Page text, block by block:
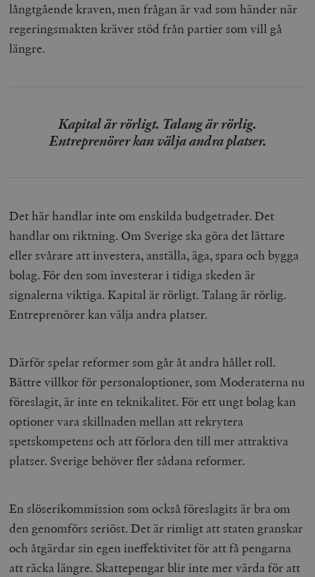
långtgående kraven, men frågan är vad som händer när
regeringsmakten kräver stöd från partier som vill gå
längre.
Kapital är rörligt. Talang är rörlig.
Entreprenörer kan välja andra platser.
Det här handlar inte om enskilda budgetrader. Det
handlar om riktning. Om Sverige ska göra det lättare
eller svårare att investera, anställa, äga, spara och bygga
bolag. För den som investerar i tidiga skeden är
signalerna viktiga. Kapital är rörligt. Talang är rörlig.
Entreprenörer kan välja andra platser.
Därför spelar reformer som går åt andra hållet roll.
Bättre villkor för personaloptioner, som Moderaterna nu
föreslagit, är inte en teknikalitet. För ett ungt bolag kan
optioner vara skillnaden mellan att rekrytera
spetskompetens och att förlora den till mer attraktiva
platser. Sverige behöver fler sådana reformer.
En slöserikommission som också föreslagits är bra om
den genomförs seriöst. Det är rimligt att staten granskar
och åtgärdar sin egen ineffektivitet för att få pengarna
att räcka längre. Skattepengar blir inte mer värda för att